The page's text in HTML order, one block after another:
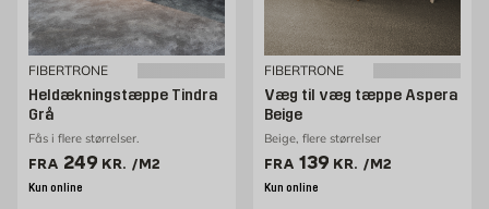
FIBERTRONE
Heldækningstæppe Tindra
Grå
Fås i flere størrelser.
FRA Pris 249 kr. /m2
249 KR. /M2
Kun online
FIBERTRONE
Væg til væg tæppe Aspera
Beige
Beige, flere størrelser
FRA Pris 139 kr. /m2
139 KR. /M2
Kun online